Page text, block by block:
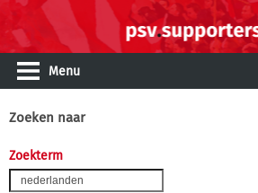
Menu
Zoeken naar
Zoekterm